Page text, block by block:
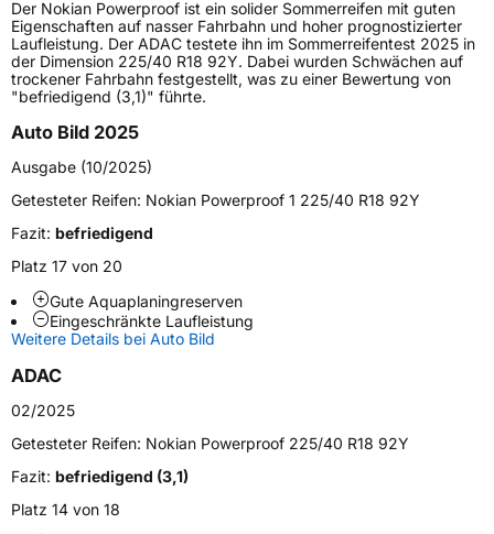
Lastindex97
Höchstlast730 kg
FahrzeugtypPKW
VerwendungSommerreifen
ModellnamePowerproof 1
FahrzeugartPKW & SUV
Weitere Eigenschaften
Schlauchtyp
Zustand
VerstärktXL
Der Nokian Powerproof ist ein solider Sommerreifen mit guten
Eigenschaften auf nasser Fahrbahn und hoher prognostizierter
Laufleistung. Der ADAC testete ihn im Sommerreifentest 2025 in
der Dimension 225/40 R18 92Y. Dabei wurden Schwächen auf
trockener Fahrbahn festgestellt, was zu einer Bewertung von
"befriedigend (3,1)" führte.
Auto Bild 2025
Ausgabe (10/2025)
Getesteter Reifen: Nokian Powerproof 1 225/40 R18 92Y
Fazit: befriedigend
Platz 17 von 20
Gute Aquaplaningreserven
Eingeschränkte Laufleistung
Weitere Details bei Auto Bild
ADAC
02/2025
Getesteter Reifen: Nokian Powerproof 225/40 R18 92Y
Fazit: befriedigend (3,1)
Platz 14 von 18